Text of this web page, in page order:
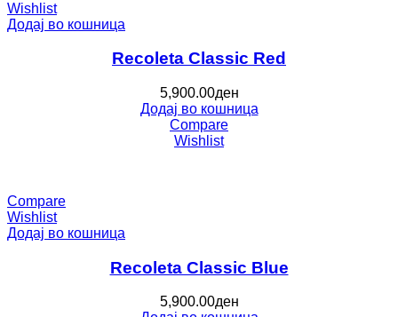
Wishlist
Додај во кошница
Recoleta Classic Red
5,900.00ден
Додај во кошница
Compare
Wishlist
Compare
Wishlist
Додај во кошница
Recoleta Classic Blue
5,900.00ден